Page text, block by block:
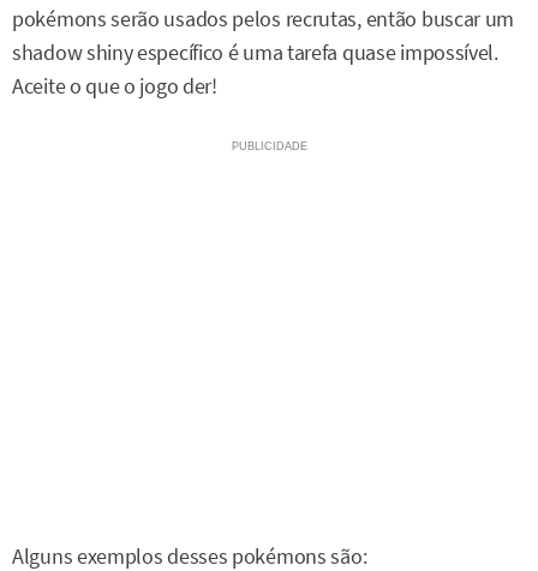
pokémons serão usados pelos recrutas, então buscar um
shadow shiny específico é uma tarefa quase impossível.
Aceite o que o jogo der!
Alguns exemplos desses pokémons são: